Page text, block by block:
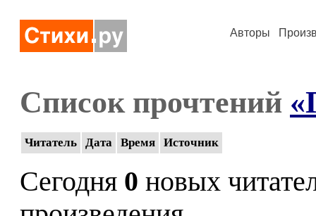
Авторы
Список прочтений
Читатель Дата Время Источник
Сегодня 0 новых